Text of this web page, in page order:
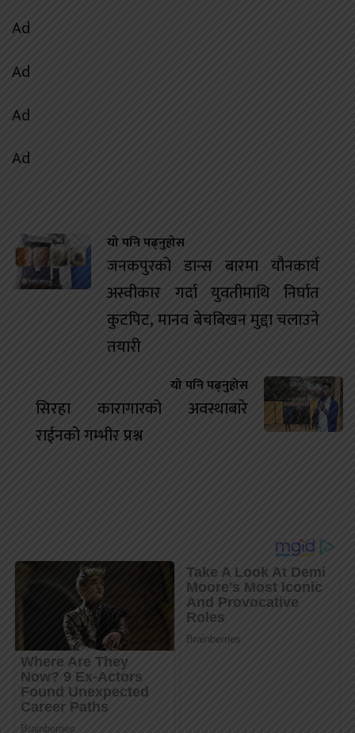
Ad
Ad
Ad
Ad
यो पनि पढ्नुहोस
जनकपुरको डान्स बारमा यौनकार्य
अस्वीकार गर्दा युवतीमाथि निर्घात
कुटपिट, मानव बेचबिखन मुद्दा चलाउने
तयारी
यो पनि पढ्नुहोस
सिरहा कारागारको अवस्थाबारे
राईनको गम्भीर प्रश्न